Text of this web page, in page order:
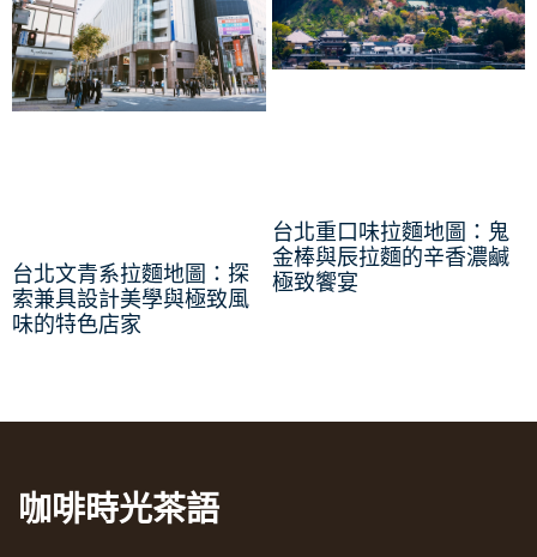
台北文青系拉麵地圖：探
索兼具設計美學與極致風
味的特色店家
台北重口味拉麵地圖：鬼
金棒與辰拉麵的辛香濃鹹
極致饗宴
咖啡時光茶語